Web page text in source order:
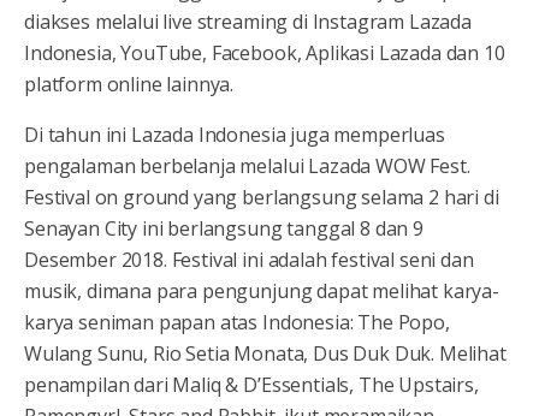
diakses melalui live streaming di Instagram Lazada
Indonesia, YouTube, Facebook, Aplikasi Lazada dan 10
platform online lainnya.
Di tahun ini Lazada Indonesia juga memperluas
pengalaman berbelanja melalui Lazada WOW Fest.
Festival on ground yang berlangsung selama 2 hari di
Senayan City ini berlangsung tanggal 8 dan 9
Desember 2018. Festival ini adalah festival seni dan
musik, dimana para pengunjung dapat melihat karya-
karya seniman papan atas Indonesia: The Popo,
Wulang Sunu, Rio Setia Monata, Dus Duk Duk. Melihat
penampilan dari Maliq & D’Essentials, The Upstairs,